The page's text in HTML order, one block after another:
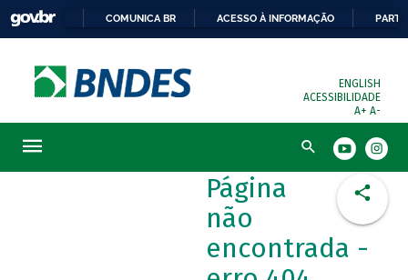
COMUNICA BR ACESSO À INFORMAÇÃO
ENGLISH
ACESSIBILIDADE
A+ A-
Busca
Página
não
encontrada -